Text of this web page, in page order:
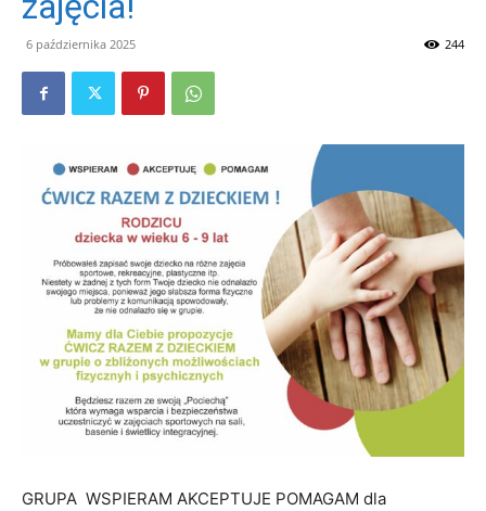
Rekreacji
6 października 2025 244
GRUPA WSPIERAM AKCEPTUJE POMAGAM dla